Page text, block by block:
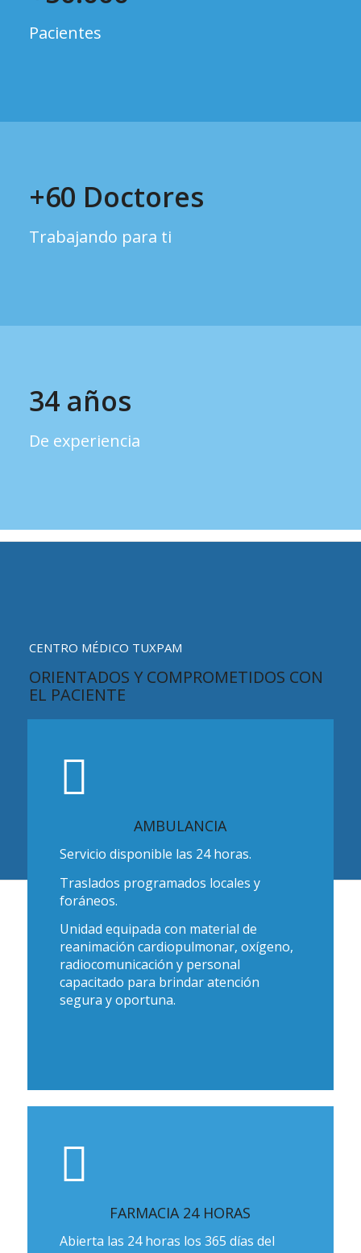
Pacientes
+60 Doctores
Trabajando para ti
34años
De experiencia
CENTRO MÉDICO TUXPAM
ORIENTADOS Y COMPROMETIDOS CON
EL PACIENTE
calidad humana para brindarle satisfacción total.
AMBULANCIA
Servicio disponible las 24 horas.
Traslados programados locales y
foráneos.
Unidad equipada con material de
reanimación cardiopulmonar, oxígeno,
radiocomunicación y personal
capacitado para brindar atención
segura y oportuna.
FARMACIA 24 HORAS
Abierta las 24 horas los 365 días del